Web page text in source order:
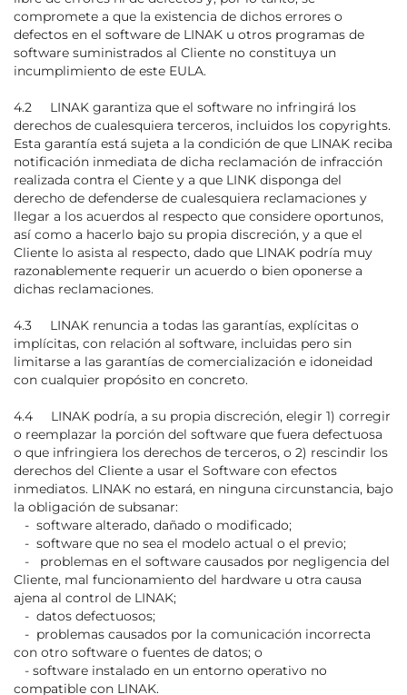
compromete a que la existencia de dichos errores o
defectos en el software de LINAK u otros programas de
software suministrados al Cliente no constituya un
incumplimiento de este EULA.
4.2 LINAK garantiza que el software no infringirá los
derechos de cualesquiera terceros, incluidos los copyrights.
Esta garantía está sujeta a la condición de que LINAK reciba
notificación inmediata de dicha reclamación de infracción
realizada contra el Ciente y a que LINK disponga del
derecho de defenderse de cualesquiera reclamaciones y
llegar a los acuerdos al respecto que considere oportunos,
así como a hacerlo bajo su propia discreción, y a que el
Cliente lo asista al respecto, dado que LINAK podría muy
razonablemente requerir un acuerdo o bien oponerse a
dichas reclamaciones.
4.3 LINAK renuncia a todas las garantías, explícitas o
implícitas, con relación al software, incluidas pero sin
limitarse a las garantías de comercialización e idoneidad
con cualquier propósito en concreto.
4.4 LINAK podría, a su propia discreción, elegir 1) corregir
o reemplazar la porción del software que fuera defectuosa
o que infringiera los derechos de terceros, o 2) rescindir los
derechos del Cliente a usar el Software con efectos
inmediatos. LINAK no estará, en ninguna circunstancia, bajo
la obligación de subsanar:
- software alterado, dañado o modificado;
- software que no sea el modelo actual o el previo;
- problemas en el software causados por negligencia del
Cliente, mal funcionamiento del hardware u otra causa
ajena al control de LINAK;
- datos defectuosos;
- problemas causados por la comunicación incorrecta
con otro software o fuentes de datos; o
- software instalado en un entorno operativo no
compatible con LINAK.